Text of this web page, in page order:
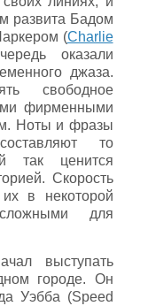
развита Бадом
(Charlie
оказали
джаза.
свободное
фирменными
Ноты и фразы
то
так ценится
Скорость
в некоторой
для
выступать
городе. Он
Уэбба (Speed